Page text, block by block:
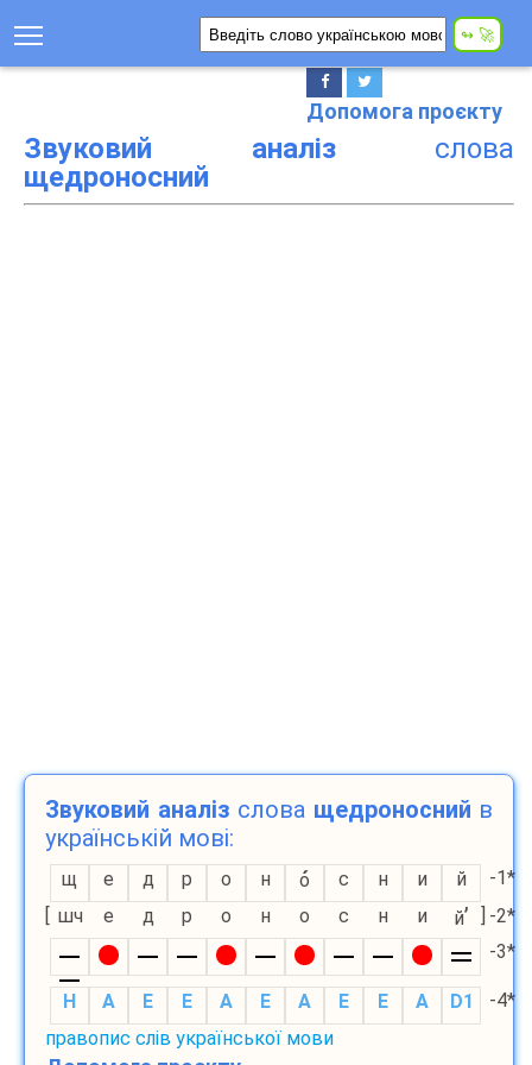
Допомога проєкту
Звуковий аналізслова
щедроносний
Звуковий аналіз слова щедроносний в
українській мові:
щ е д р о н о с н и й
-1*
[ шч е д р о н о с н и й’ ] -2*
-3*
H A E E A E A E E A D1
-4*
правопис слів української мови